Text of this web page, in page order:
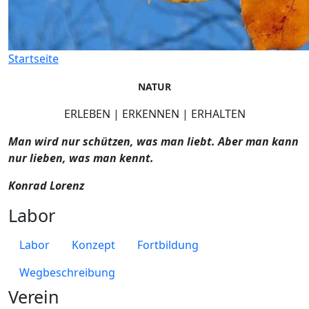
Startseite
NATUR
ERLEBEN | ERKENNEN | ERHALTEN
Man wird nur schützen, was man liebt. Aber man kann
nur lieben, was man kennt.
Konrad Lorenz
Labor
Labor Konzept
Fortbildung
Wegbeschreibung
Verein